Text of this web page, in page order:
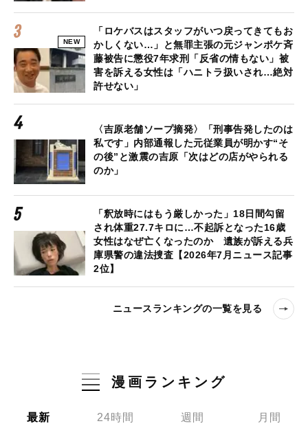
NEW
「ロケバスはスタッフがいつ戻ってきてもお
かしくない…」と無罪主張の元ジャンポケ斉
藤被告に懲役7年求刑「反省の情もない」被
害を訴える女性は「ハニトラ扱いされ…絶対
許せない」
〈吉原老舗ソープ摘発〉「刑事告発したのは
私です」内部通報した元従業員が明かす“そ
の後”と激震の吉原「次はどの店がやられる
のか」
「釈放時にはもう厳しかった」18日間勾留
され体重27.7キロに…不起訴となった16歳
女性はなぜ亡くなったのか 遺族が訴える兵
庫県警の違法捜査【2026年7月ニュース記事
2位】
ニュースランキングの一覧を見る
漫画ランキング
最新 24時間 週間 月間